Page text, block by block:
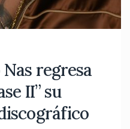
regresa
II” su